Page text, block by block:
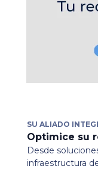
SU ALIADO
Optimice su
Desde
infraestructura